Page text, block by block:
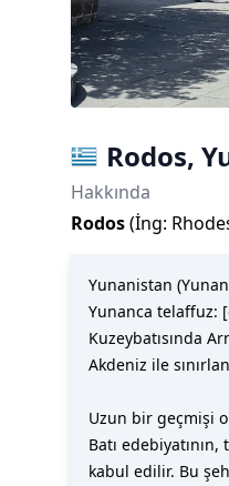
Rodos,
Hakkında
Rodos(İng:
Yunanistan
Yunanca telaffuz:
Kuzeybatısında
Akdeniz ile
Uzun bir geçmişi
Batı
kabul edilir. Bu